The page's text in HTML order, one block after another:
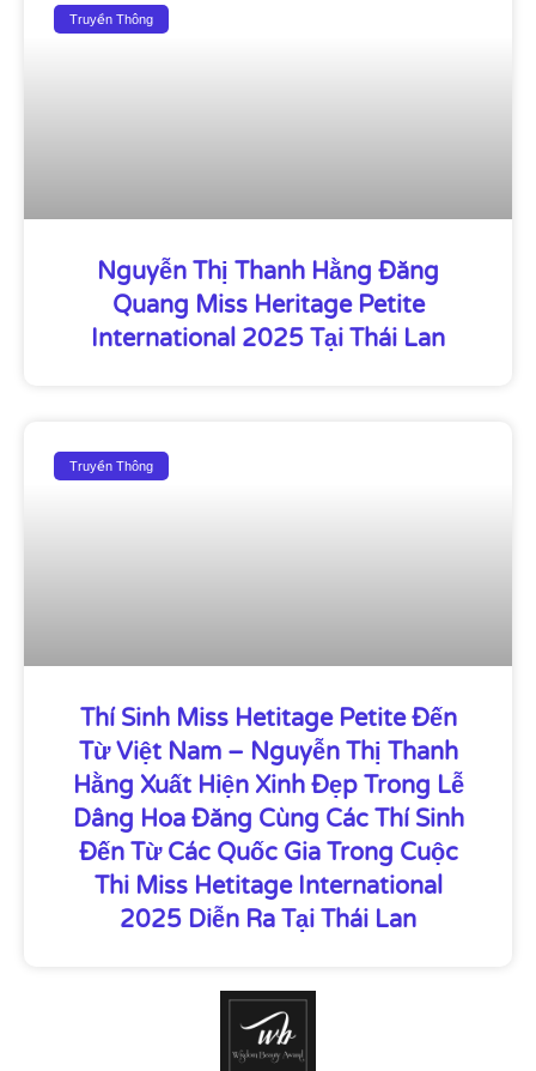
Truyền Thông
Nguyễn Thị Thanh Hằng Đăng
Quang Miss Heritage Petite
International 2025 Tại Thái Lan
Truyền Thông
Thí Sinh Miss Hetitage Petite Đến
Từ Việt Nam – Nguyễn Thị Thanh
Hằng Xuất Hiện Xinh Đẹp Trong Lễ
Dâng Hoa Đăng Cùng Các Thí Sinh
Đến Từ Các Quốc Gia Trong Cuộc
Thi Miss Hetitage International
2025 Diễn Ra Tại Thái Lan